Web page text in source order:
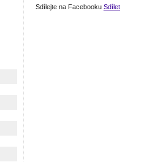
Sdílejte na Facebooku Sdílet